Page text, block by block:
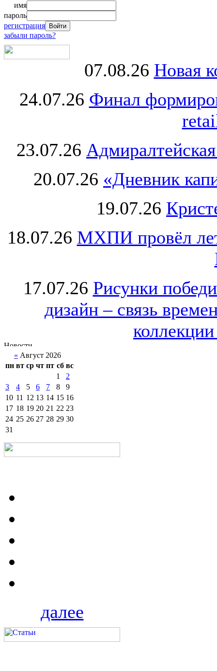
имя
пароль
регистрация
забыли пароль?
07.08.26 Новая
24.07.26 Финал
23.07.26
20.07.26 «Дневник
19.07.26
18.07.26 МХПИ провёл
17.07.26 Рисунки
дизайн – связь
« Август 2026
пн вт ср чт пт сб вс
1
2
3
4 5 6 7 8
9
10 11 12 13 14 15 16
17 18 19 20 21 22 23
24 25 26 27 28 29 30
31
далее